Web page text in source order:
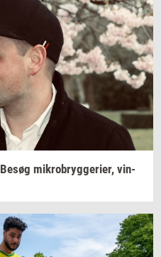
Besøg mi­kro­bryg­ge­ri­er, vin­